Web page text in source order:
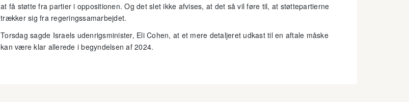
at få støtte fra partier i oppositionen. Og det slet ikke afvises, at det så vil føre til, at støttepartierne
trækker sig fra regeringssamarbejdet.
Torsdag sagde Israels udenrigsminister, Eli Cohen, at et mere detaljeret udkast til en aftale måske
kan være klar allerede i begyndelsen af 2024.